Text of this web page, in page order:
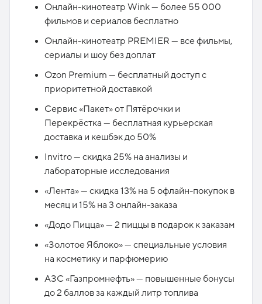
Онлайн-кинотеатр Wink — более 55 000
фильмов и сериалов бесплатно
Онлайн-кинотеатр PREMIER — все фильмы,
сериалы и шоу без доплат
Ozon Premium — бесплатный доступ с
приоритетной доставкой
Сервис «Пакет» от Пятёрочки и
Перекрёстка — бесплатная курьерская
доставка и кешбэк до 50%
Invitro — скидка 25% на анализы и
лабораторные исследования
«Лента» — скидка 13% на 5 офлайн-покупок в
месяц и 15% на 3 онлайн-заказа
«Додо Пицца» — 2 пиццы в подарок к заказам
«Золотое Яблоко» — специальные условия
на косметику и парфюмерию
АЗС «Газпромнефть» — повышенные бонусы
до 2 баллов за каждый литр топлива